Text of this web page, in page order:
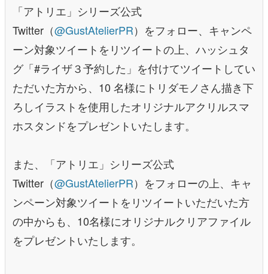
「アトリエ」シリーズ公式
Twitter（@GustAtelierPR）をフォロー、キャンペ
ーン対象ツイートをリツイートの上、ハッシュタ
グ「#ライザ３予約した」を付けてツイートしてい
ただいた方から、10 名様にトリダモノさん描き下
ろしイラストを使用したオリジナルアクリルスマ
ホスタンドをプレゼントいたします。
また、「アトリエ」シリーズ公式
Twitter（@GustAtelierPR）をフォローの上、キャ
ンペーン対象ツイートをリツイートいただいた方
の中からも、10名様にオリジナルクリアファイル
をプレゼントいたします。